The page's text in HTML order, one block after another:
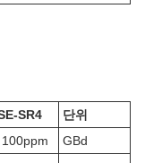
SR4
단위
GBd